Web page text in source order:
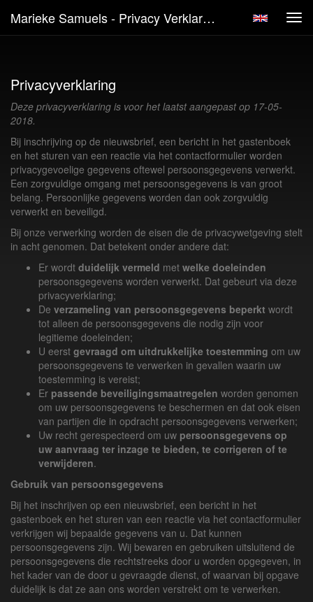
Marieke Samuels - Privacy Verklaring
Privacyverklaring
Deze privacyverklaring is voor het laatst aangepast op 17-05-
2018.
Bij inschrijving op de nieuwsbrief, een bericht in het gastenboek
en het sturen van een reactie via het contactformulier worden
privacygevoelige gegevens oftewel persoonsgegevens verwerkt.
Een zorgvuldige omgang met persoonsgegevens is van groot
belang. Persoonlijke gegevens worden dan ook zorgvuldig
verwerkt en beveiligd.
Bij onze verwerking worden de eisen die de privacywetgeving stelt
in acht genomen. Dat betekent onder andere dat:
Er wordt duidelijk vermeld met welke doeleinden
persoonsgegevens worden verwerkt. Dat gebeurt via deze
privacyverklaring;
De verzameling van persoonsgegevens beperkt wordt
tot alleen de persoonsgegevens die nodig zijn voor
legitieme doeleinden;
U eerst gevraagd om uitdrukkelijke toestemming om uw
persoonsgegevens te verwerken in gevallen waarin uw
toestemming is vereist;
Er passende beveiligingsmaatregelen worden genomen
om uw persoonsgegevens te beschermen en dat ook eisen
van partijen die in opdracht persoonsgegevens verwerken;
Uw recht gerespecteerd om uw persoonsgegevens op
uw aanvraag ter inzage te bieden, te corrigeren of te
verwijderen.
Gebruik van persoonsgegevens
Bij het inschrijven op een nieuwsbrief, een bericht in het
gastenboek en het sturen van een reactie via het contactformulier
verkrijgen wij bepaalde gegevens van u. Dat kunnen
persoonsgegevens zijn. Wij bewaren en gebruiken uitsluitend de
persoonsgegevens die rechtstreeks door u worden opgegeven, in
het kader van de door u gevraagde dienst, of waarvan bij opgave
duidelijk is dat ze aan ons worden verstrekt om te verwerken.